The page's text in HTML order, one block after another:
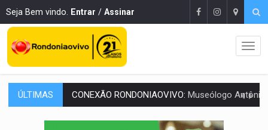
Seja Bem vindo. Entrar / Assinar
ÚLTIMAS CONEXÃO RONDONIAOVIVO: Museólogo Antônio Ocampo lança livro
ELEIÇÕES 2026:Patrimônio de candidata a deputada federal do PL salta R$ 1